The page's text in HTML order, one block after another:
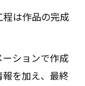
は作品の完成
ションで作成
を加え、最終